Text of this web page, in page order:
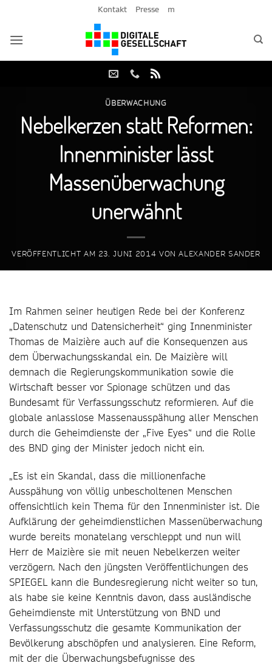
springen
Kontakt Presse m
ÜBERWACHUNG
Nebelkerzen statt Reformen:
Innenminister lässt
Massenüberwachung
unerwähnt
VERÖFFENTLICHT AM 23. JUNI 2014 VONALEXANDER SANDER
Im Rahmen seiner heutigen Rede bei der Konferenz
„Datenschutz und Datensicherheit“ ging Innenminister
Thomas de Maizière auch auf die Konsequenzen aus
dem Überwachungsskandal ein. De Maizière will
demnach die Regierungskommunikation sowie die
Wirtschaft besser vor Spionage schützen und das
Bundesamt für Verfassungsschutz reformieren. Auf die
globale anlasslose Massenausspähung aller Menschen
durch die Geheimdienste der „Five Eyes“ und die Rolle
des BND ging der Minister jedoch nicht ein.
„Es ist ein Skandal, dass die millionenfache
Ausspähung von völlig unbescholtenen Menschen
offensichtlich kein Thema für den Innenminister ist. Die
Aufklärung der geheimdienstlichen Massenüberwachung
wurde bereits monatelang verschleppt und nun will
Herr de Maizière sie mit neuen Nebelkerzen weiter
verzögern. Nach den jüngsten Veröffentlichungen des
SPIEGEL kann die Bundesregierung nicht weiter so tun,
als habe sie keine Kenntnis davon, dass ausländische
Geheimdienste mit Unterstützung von BND und
Verfassungsschutz die gesamte Kommunikation der
Bevölkerung abschöpfen und analysieren. Eine Reform,
mit der die Überwachungsbefugnisse des